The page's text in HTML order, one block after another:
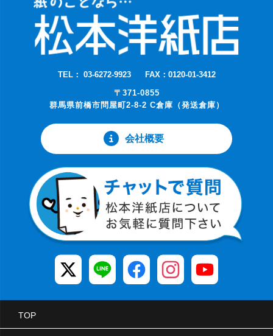
TEL： 03-6272-9923
FAX：0120-01-3412
〒371-0855
群馬県前橋市問屋町2-8-2 C倉庫（発送倉庫）
会社概要
TOP